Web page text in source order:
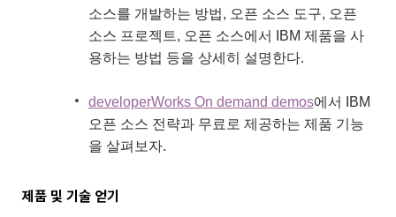
소스를 개발하는 방법, 오픈 소스 도구, 오픈
소스 프로젝트, 오픈 소스에서 IBM 제품을 사
용하는 방법 등을 상세히 설명한다.
developerWorks On demand demos에서 IBM
오픈 소스 전략과 무료로 제공하는 제품 기능
을 살펴보자.
제품 및 기술 얻기